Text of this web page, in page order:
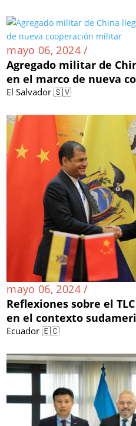
mayo 06, 2024 /
Agregado militar de
en el marco de nueva
El Salvador 🇸🇻
mayo 06, 2024 /
Reflexiones sobre el
en el contexto
Ecuador 🇪🇨